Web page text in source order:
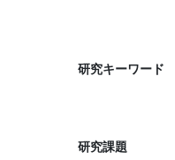
研究キーワード
研究課題